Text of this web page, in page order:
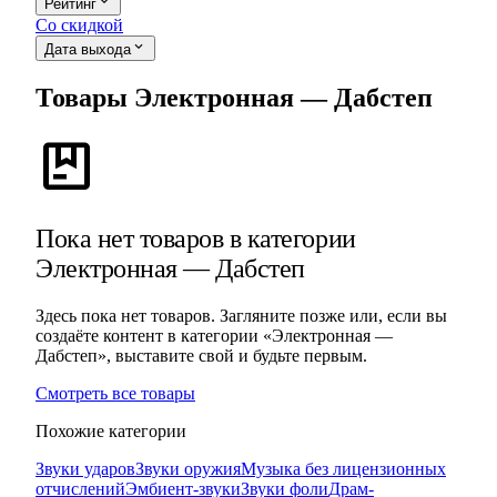
Рейтинг
Со скидкой
Дата выхода expand_more
Товары Электронная — Дабстеп
package
Пока нет товаров в категории
Электронная — Дабстеп
Здесь пока нет товаров. Загляните позже или, если вы
создаёте контент в категории «Электронная —
Дабстеп», выставите свой и будьте первым.
Смотреть все товары
Похожие категории
Звуки ударовЗвуки оружияМузыка без лицензионных
отчисленийЭмбиент-звукиЗвуки фолиДрам-